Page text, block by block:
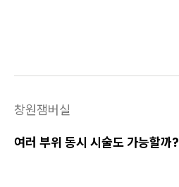
창원잼버실
여러 부위 동시 시술도 가능할까?